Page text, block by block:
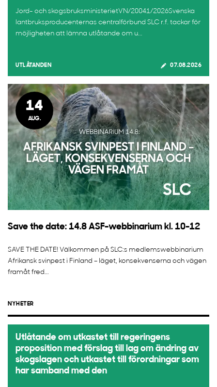
Jord- och skogsbruksministerietVN/20041/2026Svenska
lantbruksproducenternas centralförbund SLC r.f. tackar för
möjligheten att lämna utlåtande om u...
UTLÅTANDEN 07.08.2026
14
AUG.
Save the date: 14.8 ASF-webbinarium kl. 10-12
SAVE THE DATE! Välkommen på SLC:s medlemswebbinarium
Afrikansk svinpest i Finland – läget, konsekvenserna och vägen
framåt fred...
NYHETER
Utlåtande om utkastet till regeringens
proposition med förslag till lag om ändring av
skogslagen och utkastet till förordningar som
har samband med den